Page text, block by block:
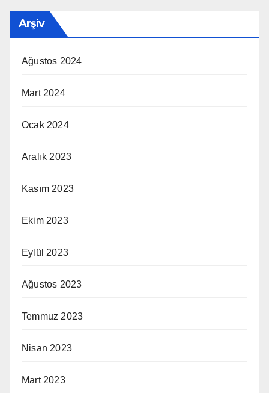
Arşiv
Ağustos 2024
Mart 2024
Ocak 2024
Aralık 2023
Kasım 2023
Ekim 2023
Eylül 2023
Ağustos 2023
Temmuz 2023
Nisan 2023
Mart 2023